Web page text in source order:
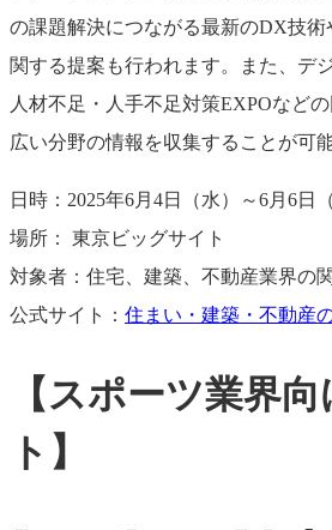
の課題解決につながる最新のDX技術
関する提案も行われます。また、デ
人材不足・人手不足対策EXPOなど
広い分野の情報を収集することが可能
日時：2025年6月4日（水）～6月6日
場所： 東京ビッグサイト
対象者：住宅、建築、不動産業界
公式サイト： 住まい・建築・不動産
【スポーツ業界
ト】